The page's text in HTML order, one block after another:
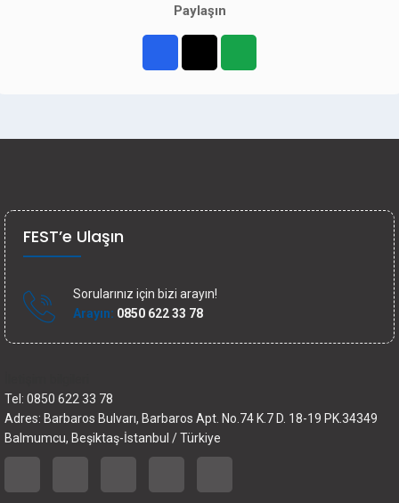
Paylaşın
FEST’e Ulaşın
Sorularınız için bizi arayın!
Arayın: 0850 622 33 78
Tel: 0850 622 33 78
Adres: Barbaros Bulvarı, Barbaros Apt. No.74 K.7 D. 18-19 PK.34349
Balmumcu, Beşiktaş-İstanbul / Türkiye